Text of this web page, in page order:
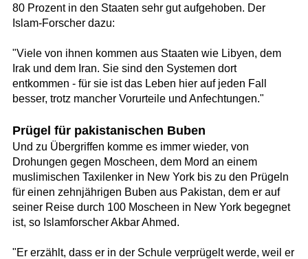
80 Prozent in den Staaten sehr gut aufgehoben. Der
Islam-Forscher dazu:
"Viele von ihnen kommen aus Staaten wie Libyen, dem
Irak und dem Iran. Sie sind den Systemen dort
entkommen - für sie ist das Leben hier auf jeden Fall
besser, trotz mancher Vorurteile und Anfechtungen."
Prügel für pakistanischen Buben
Und zu Übergriffen komme es immer wieder, von
Drohungen gegen Moscheen, dem Mord an einem
muslimischen Taxilenker in New York bis zu den Prügeln
für einen zehnjährigen Buben aus Pakistan, dem er auf
seiner Reise durch 100 Moscheen in New York begegnet
ist, so Islamforscher Akbar Ahmed.
"Er erzählt, dass er in der Schule verprügelt werde, weil er